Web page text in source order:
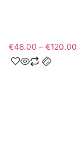
€48.00 – €120.00